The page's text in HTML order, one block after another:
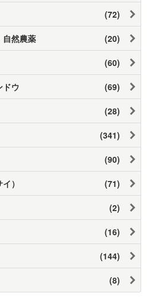
(72)
自然農薬 (20)
(60)
ドウ (69)
(28)
(341)
(90)
） (71)
(2)
(16)
(144)
(8)